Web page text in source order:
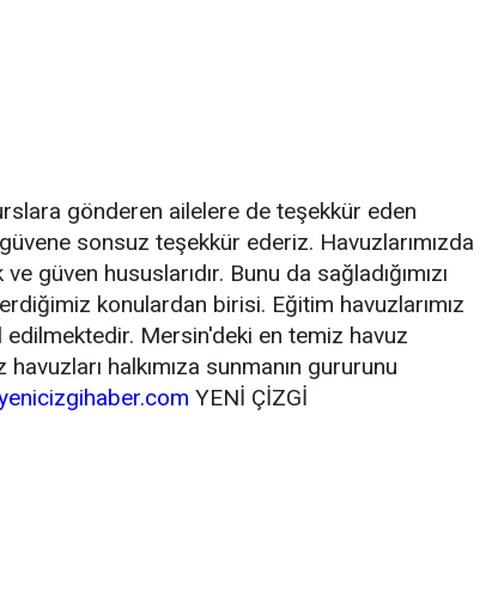
gönderen ailelere de teşekkür eden
sonsuz teşekkür ederiz. Havuzlarımızda
güven hususlarıdır. Bunu da sağladığımızı
konulardan birisi. Eğitim havuzlarımız
Mersin'deki en temiz havuz
halkımıza sunmanın gururunu
YENİ ÇİZGİ